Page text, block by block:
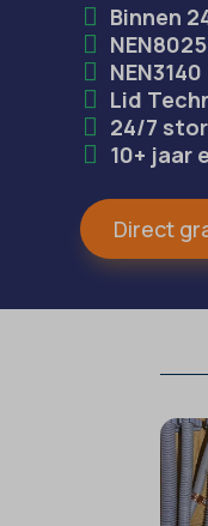
Binnen
Lid
24/7
10+ jaar
Direct